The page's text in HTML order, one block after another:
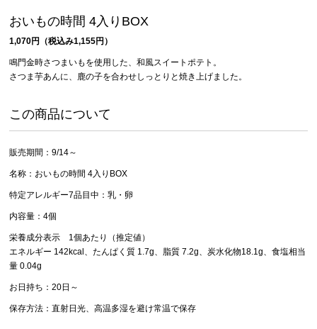
おいもの時間 4入りBOX
1,070円（税込み1,155円）
鳴門金時さつまいもを使用した、和風スイートポテト。
さつま芋あんに、鹿の子を合わせしっとりと焼き上げました。
この商品について
販売期間：9/14～
名称：おいもの時間 4入りBOX
特定アレルギー7品目中：乳・卵
内容量：4個
栄養成分表示 1個あたり（推定値）
エネルギー 142kcal、たんぱく質 1.7g、脂質 7.2g、炭水化物18.1g、食塩相当
量 0.04g
お日持ち：20日～
保存方法：直射日光、高温多湿を避け常温で保存